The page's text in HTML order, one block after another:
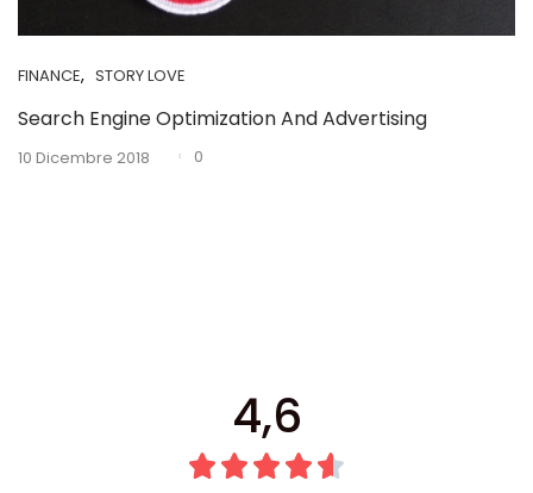
FINANCE, STORY LOVE
Search Engine Optimization And Advertising
10 Dicembre 2018 0
4,6